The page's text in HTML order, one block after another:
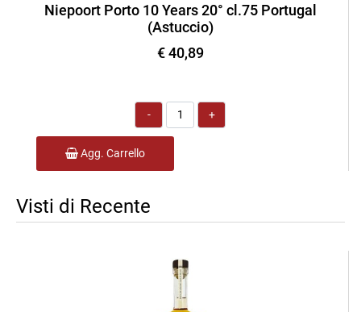
Niepoort Porto 10 Years 20° cl.75 Portugal
(Astuccio)
€ 40,89
Quantità
Agg. Carrello
Visti di Recente